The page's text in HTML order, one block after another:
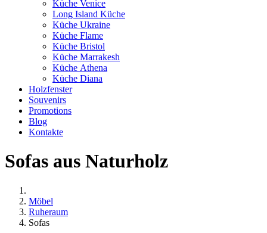
Küche Venice
Long Island Küche
Küche Ukraine
Küche Flame
Küche Bristol
Küche Marrakesh
Küche Athena
Küche Diana
Holzfenster
Souvenirs
Promotions
Blog
Kontakte
Sofas aus Naturholz
Möbel
Ruheraum
Sofas